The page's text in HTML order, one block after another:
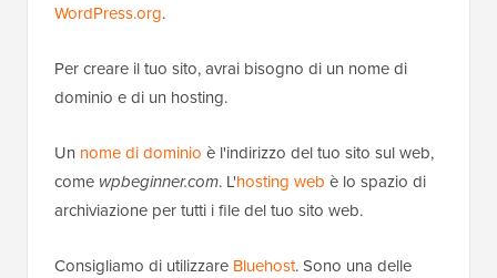
WordPress.org.
Per creare il tuo sito, avrai bisogno di un nome di
dominio e di un hosting.
Un nome di dominio è l'indirizzo del tuo sito sul web,
come wpbeginner.com. L'hosting web è lo spazio di
archiviazione per tutti i file del tuo sito web.
Consigliamo di utilizzare Bluehost. Sono una delle